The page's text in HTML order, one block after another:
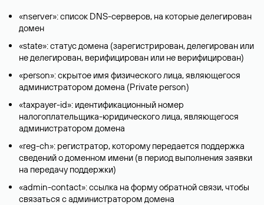
«nserver»: список DNS-серверов, на которые делегирован
домен
«state»: статус домена (зарегистрирован, делегирован или
не делегирован, верифицирован или не верифицирован)
«person»: скрытое имя физического лица, являющегося
администратором домена (Privatе person)
«taxpayer-id»: идентификационный номер
налогоплательщика-юридического лица, являющегося
администратором домена
«reg-ch»: регистратор, которому передается поддержка
сведений о доменном имени (в период выполнения заявки
на передачу поддержки)
«admin-contact»: ссылка на форму обратной связи, чтобы
связаться с администратором домена